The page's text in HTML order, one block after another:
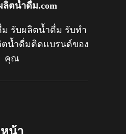
ลิตน้ำดื่ม.com
ม รับผลิตน้ำดื่ม รับทำ
น้ำดื่มติดแบรนด์ของ
คุณ